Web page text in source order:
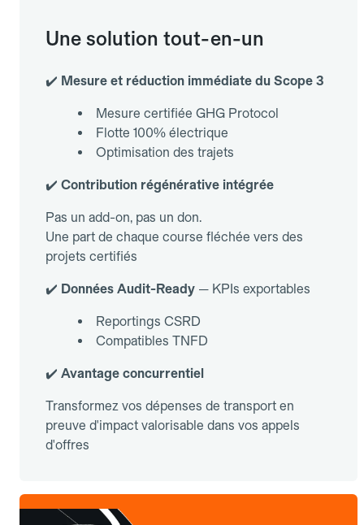
Une solution tout-en-un
✔️ Mesure et réduction immédiate du Scope 3
Mesure certifiée GHG Protocol
Flotte 100% électrique
Optimisation des trajets
✔️ Contribution régénérative intégrée
Pas un add-on, pas un don.
Une part de chaque course fléchée vers des
projets certifiés
✔️ Données Audit-Ready — KPIs exportables
Reportings CSRD
Compatibles TNFD
✔️ Avantage concurrentiel
Transformez vos dépenses de transport en
preuve d'impact valorisable dans vos appels
d'offres